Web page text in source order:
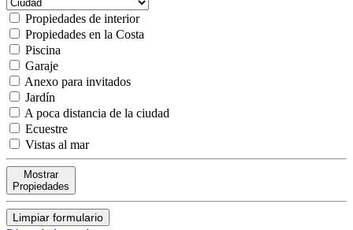
Propiedades de interior
Propiedades en la Costa
Piscina
Garaje
Anexo para invitados
Jardín
A poca distancia de la ciudad
Ecuestre
Vistas al mar
Mostrar
Propiedades
Limpiar formulario